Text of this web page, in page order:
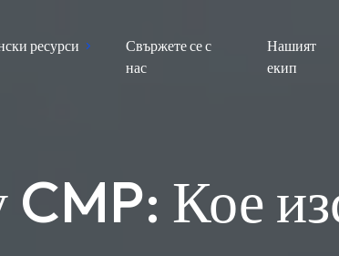
ресурси
Свържете се с
нас
Нашият
екип
Кое